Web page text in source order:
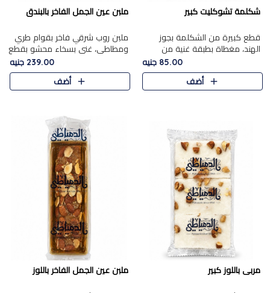
شكلمة تشوكليت كبير
قطع كبيرة من الشكلمة بجوز
الهند، مغطاة بطبقة غنية من
الشوكولاتة الفاخرة لتجمع بين
القوام الطري من الداخل مركز جوز
الهند المطاطي والمذاق الغن..
85.00 جنيه
أضف
ملبن عين الجمل الفاخر بالبندق
ملبن روب شرقي فاخر بقوام طري
ومطاطي، غني بسخاء محشو بقطع
عين الجمل والبندق المحمص التي
تضيف قرمشة مميزة مُرضية
ونكهة جوزية غنية في كل
239.00 جنيه
أضف
مربى باللوز كبير ملبن عين الجمل الفاخر باللوز